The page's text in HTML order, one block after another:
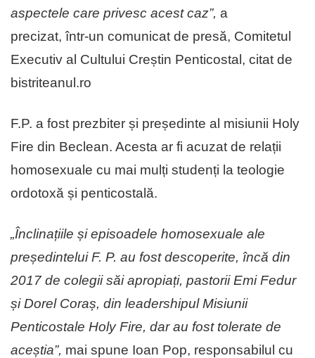
aspectele care privesc acest caz”, a
precizat, într-un comunicat de presă, Comitetul
Executiv al Cultului Creștin Penticostal, citat de
bistriteanul.ro
F.P. a fost prezbiter și președinte al misiunii Holy
Fire din Beclean. Acesta ar fi acuzat de relații
homosexuale cu mai mulți studenți la teologie
ordotoxă și penticostală.
„Înclinațiile și episoadele homosexuale ale
președintelui F. P. au fost descoperite, încă din
2017 de colegii săi apropiați, pastorii Emi Fedur
și Dorel Coraș, din leadershipul Misiunii
Penticostale Holy Fire, dar au fost tolerate de
aceștia”, mai spune Ioan Pop, responsabilul cu